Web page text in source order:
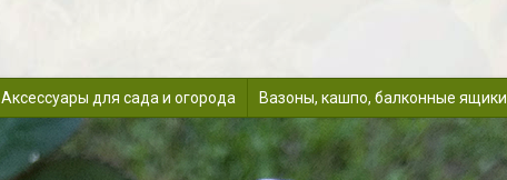
Аксессуары для сада и огорода Вазоны, кашпо, балконные ящики